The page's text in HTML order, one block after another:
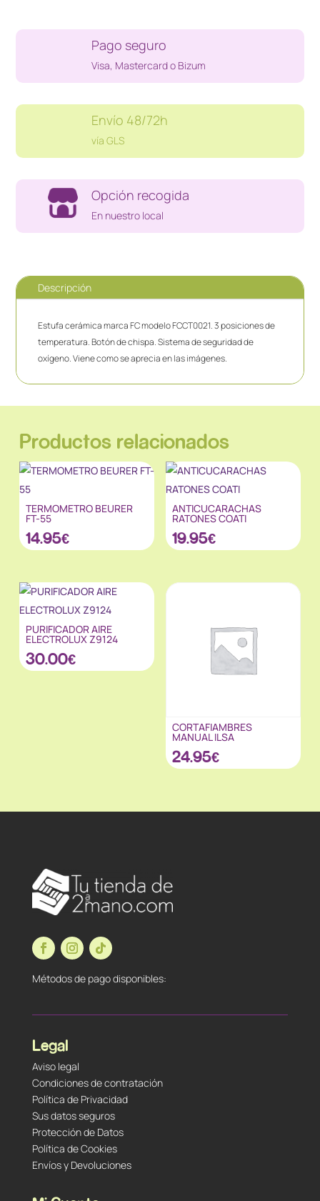
FCCT0021
Pago seguro
Visa, Mastercard o Bizum
Envío 48/72h
vía GLS
Opción recogida
En nuestro local
Descripción
Estufa cerámica marca FC modelo FCCT0021. 3 posiciones de
temperatura. Botón de chispa. Sistema de seguridad de
oxígeno. Viene como se aprecia en las imágenes.
Productos relacionados
TERMOMETRO BEURER
FT-55
14.95€
ANTICUCARACHAS
RATONES COATI
19.95€
PURIFICADOR AIRE
ELECTROLUX Z9124
30.00€
CORTAFIAMBRES
MANUAL ILSA
24.95€
Métodos de pago disponibles:
Legal
Aviso legal
Condiciones de contratación
Política de Privacidad
Sus datos seguros
Protección de Datos
Política de Cookies
Envíos y Devoluciones